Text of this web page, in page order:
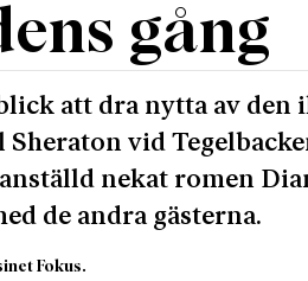
gång
att dra nytta av den
vid
nekat romen
de andra gästerna.
Fokus.